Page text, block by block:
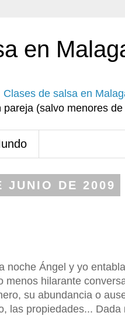
en
Clases de salsa en
(salvo menores
JUNIO DE 2009
noche Ángel y yo
menos hilarante
su abundancia o
las propiedades... Dada